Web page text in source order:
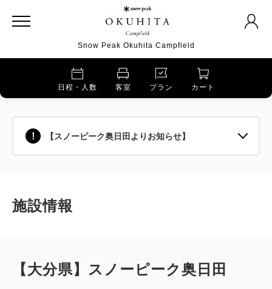
Snow Peak Okuhita Campfield
日程・人数 客室 プラン カート
【スノーピーク奥日田よりお知らせ】
施設情報
【大分県】スノーピーク奥日田